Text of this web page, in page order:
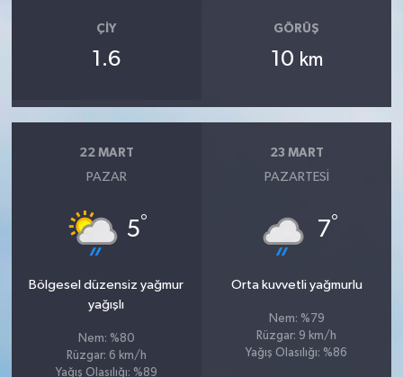
ÇIY
1.6
GÖRÜŞ
10 km
22 MART
PAZAR
5°
Bölgesel düzensiz yağmur
yağışlı
Nem: %80
Rüzgar: 6 km/h
Yağış Olasılığı: %89
23 MART
PAZARTESI
7°
Orta kuvvetli yağmurlu
Nem: %79
Rüzgar: 9 km/h
Yağış Olasılığı: %86